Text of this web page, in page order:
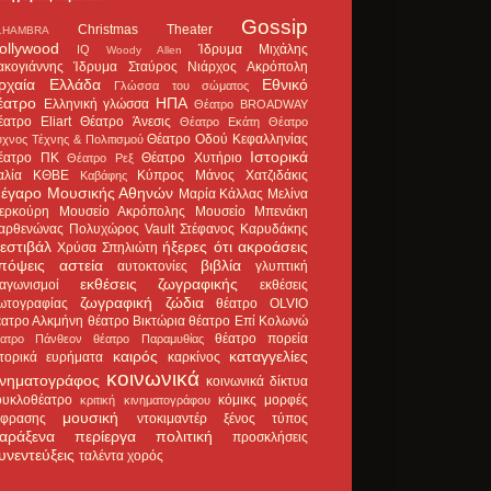
Christmas Theater Gossip
IQ Woody Allen
Ίδρυμα Μιχάλης
Ίδρυμα Σταύρος Νιάρχος Ακρόπολη
Ελλάδα Γλώσσα του σώματος
Εθνικό
Ελληνική γλώσσα ΗΠΑ Θέατρο BROADWAY
Eliart Θέατρο Άνεσις Θέατρο Εκάτη
Θέατρο
Τέχνης & Πολιτισμού Θέατρο Οδού Κεφαλληνίας
ΠΚ
Θέατρο Ρεξ Θέατρο Χυτήριο Ιστορικά
ΚΘΒΕ Καβάφης Κύπρος Μάνος Χατζιδάκις
Μουσικής Αθηνών Μαρία Κάλλας Μελίνα
Μουσείο Ακρόπολης
Μουσείο Μπενάκη
Πολυχώρος Vault Στέφανος Καρυδάκης
Χρύσα Σπηλιώτη ήξερες ότι ακροάσεις
αστεία αυτοκτονίες βιβλία
γλυπτική
εκθέσεις ζωγραφικής
εκθέσεις
ζωγραφική ζώδια
θέατρο OLVIO
Αλκμήνη θέατρο Βικτώρια θέατρο Επί Κολωνώ
Πάνθεον θέατρο Παραμυθίας
θέατρο πορεία
ευρήματα
καιρός καρκίνος
καταγγελίες
κοινωνικά κοινωνικά δίκτυα
κριτική κινηματογράφου κόμικς μορφές
μουσική ντοκιμαντέρ ξένος τύπος
περίεργα πολιτική προσκλήσεις
ταλέντα χορός